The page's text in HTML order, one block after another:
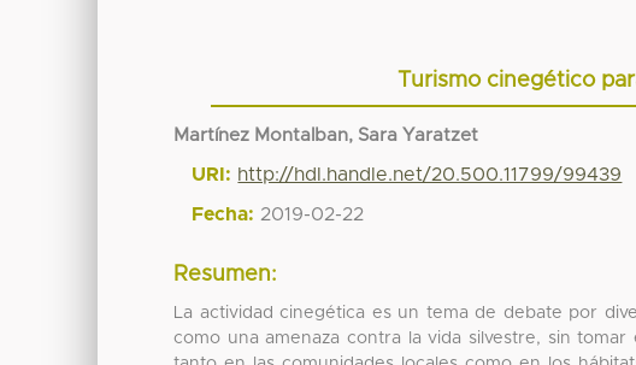
Turismo cinegético
Martínez Montalban, Sara Yaratzet
URI: http://hdl.handle.net/20.500.11799/99439
Fecha: 2019-02-22
Resumen:
La actividad cinegética es un tema de debate por
como una amenaza contra la vida silvestre, sin